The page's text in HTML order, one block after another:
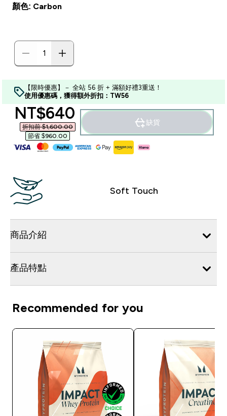
顏色: Carbon
【限時優惠】－ 全站 56 折 + 滿額好禮3重送！
使用優惠碼，獲得額外折扣：TW56
discounted price
NT$640‎
折扣前 $1,600.00‎
節省 $960.00‎
缺貨
Soft Touch
商品介紹
產品特點
Recommended for you